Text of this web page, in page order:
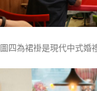
圖四為裙褂是現代中式婚